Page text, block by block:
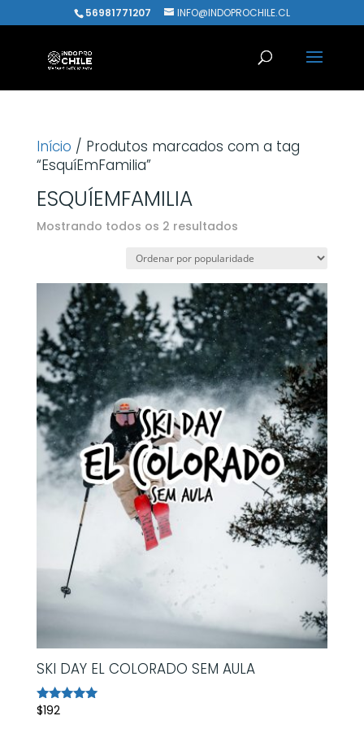
56981771207 INFO@INDOPROCHILE.CL
Início / Produtos marcados com a tag
“EsquíEmFamilia”
ESQUÍEMFAMILIA
Mostrando todos os 2 resultadosClassificado
popularidade
SKI DAY EL COLORADO SEM AULA
Avaliação
$192